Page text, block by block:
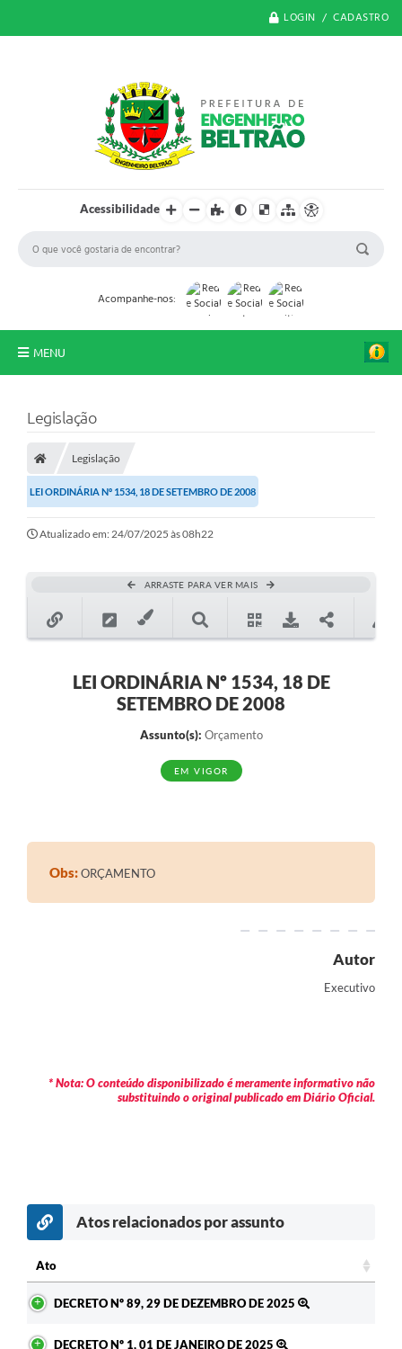
LOGIN / CADASTRO
Acessibilidade
Acompanhe-nos:
MENU
Transparência
Legislação
Editais
Covid-19 / Vacinação
Secretarias
A Prefeitura
Legislação
Legislação
LEI ORDINÁRIA Nº 1534, 18 DE SETEMBRO DE 2008
Atualizado em: 24/07/2025 às 08h22
ARRASTE PARA VER MAIS
LEI ORDINÁRIA Nº 1534, 18 DE
SETEMBRO DE 2008
Assunto(s): Orçamento
EM VIGOR
Obs:ORÇAMENTO
Autor
Executivo
* Nota: O conteúdo disponibilizado é meramente informativo não
substituindo o original publicado em Diário Oficial.
Atos relacionados por assunto
Ato
DECRETO Nº 89, 29 DE DEZEMBRO DE 2025
DECRETO Nº 1, 01 DE JANEIRO DE 2025